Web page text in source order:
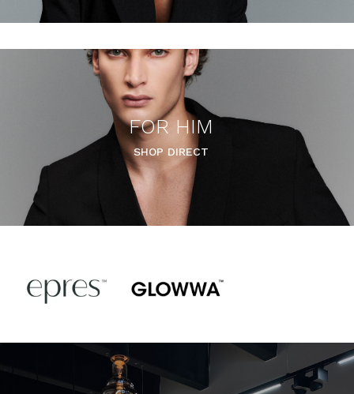
FOR HIM
SHOP DIRECT